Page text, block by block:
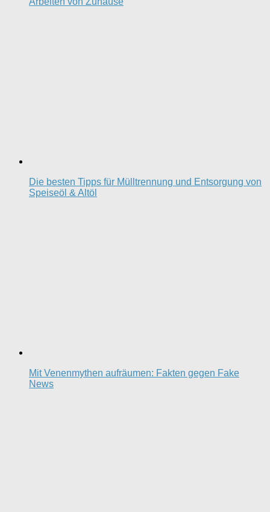
Die besten Tipps für Mülltrennung und Entsorgung von
Speiseöl & Altöl
Mit Venenmythen aufräumen: Fakten gegen Fake
News